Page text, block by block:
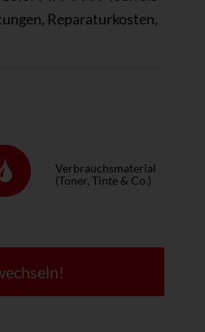
Reparaturkosten,
Verbrauchsmaterial
(Toner, Tinte & Co.)